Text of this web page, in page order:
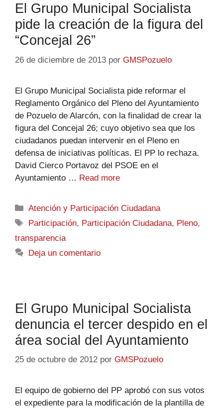
El Grupo Municipal Socialista
pide la creación de la figura del
“Concejal 26”
26 de diciembre de 2013 por GMSPozuelo
El Grupo Municipal Socialista pide reformar el
Reglamento Orgánico del Pleno del Ayuntamiento
de Pozuelo de Alarcón, con la finalidad de crear la
figura del Concejal 26; cuyo objetivo sea que los
ciudadanos puedan intervenir en el Pleno en
defensa de iniciativas políticas. El PP lo rechaza.
David Cierco Portavoz del PSOE en el
Ayuntamiento … Read more
Atención y Participación Ciudadana
Participación, Participación Ciudadana, Pleno,
transparencia
Deja un comentario
El Grupo Municipal Socialista
denuncia el tercer despido en el
área social del Ayuntamiento
25 de octubre de 2012 por GMSPozuelo
El equipo de gobierno del PP aprobó con sus votos
el expediente para la modificación de la plantilla de